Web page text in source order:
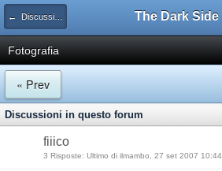
← Discussioni Tecniche The Dark Side
Fotografia
« Prev
Discussioni in questo forum
fiiico
3 Risposte: Ultimo di ilmambo, 27 set 2007 10:44